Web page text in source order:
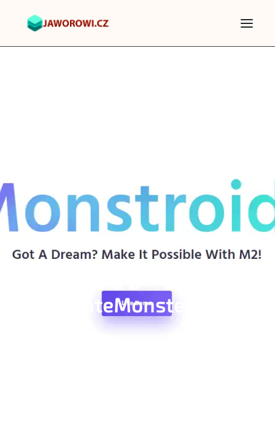
TemplateMonster